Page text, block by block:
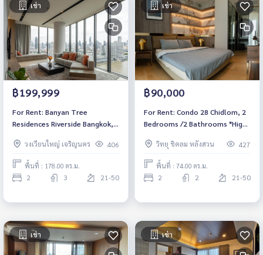
เช่า
฿199,999
For Rent: Banyan Tree
Residences Riverside Bangkok, 2
Furnished /Ready to move in*
วงเวียนใหญ่ เจริญนคร 406
พื้นที่ : 178.00 ตร.ม.
2 3 21-50
เช่า
฿90,000
For Rent: Condo 28 Chidlom, 2
Bedrooms /2 Bathrooms *High
to move in*
วิทยุ ชิดลม หลังสวน 427
พื้นที่ : 74.00 ตร.ม.
2 2 21-50
เช่า เช่า